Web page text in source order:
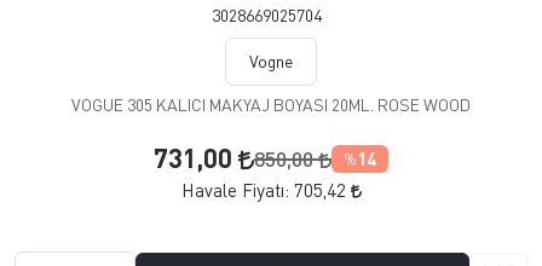
3028669025704
Vogne
VOGUE 305 KALICI MAKYAJ BOYASI 20ML. ROSE WOOD
731,00 850,00 % 14
Havale Fiyatı: 705,42